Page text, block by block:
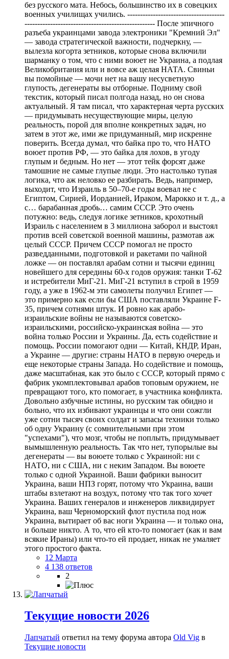
без русского мата. Небось, большинство их в совецких
военных училищах учились. --------------------------------------
--------------------------------------------------- После эпичного
разъеба украинцами завода электроники "Кремний Эл"
— завода стратегической важности, подчеркну, —
вылезла когорта зетников, которые снова включили
шарманку о том, что с ними воюет не Украина, а подлая
Великобритания или и вовсе аж целая НАТА. Свиньи
вы помойные — мочи нет на вашу несусветную
глупость, дегенераты вы отборные. Подниму свой
текстик, который писал полгода назад, но он снова
актуальный. Я там писал, что характерная черта русских
— придумывать несуществующие миры, целую
реальность, порой для вполне конкретных задач, но
затем в этот же, ими же придуманный, мир искренне
поверить. Всегда думал, что байка про то, что НАТО
воюет против РФ, — это байка для лохов, в угоду
глупым и бедным. Но нет — этот тейк форсят даже
тамошние не самые глупые люди. Это настолько тупая
логика, что аж неловко ее разбирать. Ведь, например,
выходит, что Израиль в 50–70-е годы воевал не с
Египтом, Сирией, Иорданией, Ираком, Марокко и т. д., а
с… барабанная дробь… самим СССР. Это очень
потужно: ведь, следуя логике зетников, крохотный
Израиль с населением в 3 миллиона заборол и выстоял
против всей советской военной машины, размотав аж
целый СССР. Причем СССР помогал не просто
разведданными, подготовкой и ракетами по чайной
ложке — он поставлял арабам сотни и тысячи единиц
новейшего для середины 60-х годов оружия: танки Т-62
и истребители МиГ-21. МиГ-21 вступил в строй в 1959
году, а уже в 1962-м эти самолеты получил Египет —
это примерно как если бы США поставляли Украине F-
35, причем сотнями штук. И ровно как арабо-
израильские войны не называются советско-
израильскими, российско-украинская война — это
война только России и Украины. Да, есть содействие и
помощь. России помогают одни — Китай, КНДР, Иран,
а Украине — другие: страны НАТО в первую очередь и
еще некоторые страны Запада. Но содействие и помощь,
даже масштабная, как это было с СССР, который прямо с
фабрик укомплектовывал арабов топовым оружием, не
превращают того, кто помогает, в участника конфликта.
Довольно азбучные истины, но русским так обидно и
больно, что их избивают украинцы и что они сожгли
уже сотни тысяч своих солдат и запасы техники только
об одну Украину (с сомнительными при этом
"успехами"), что мозг, чтобы не поплыть, придумывает
вымышленную реальность. Так что нет, тупорылые вы
дегенераты — вы воюете только с Украиной: ни с
НАТО, ни с США, ни с неким Западом. Вы воюете
только с одной Украиной. Ваши фабрики выносит
Украина, ваши НПЗ горят, потому что Украина, ваши
штабы взлетают на воздух, потому что так того хочет
Украина. Ваших генералов и инженеров ликвидирует
Украина, ваш Черноморский флот пустила под нож
Украина, вытирает об вас ноги Украина — и только она,
и больше никто. А то, что ей кто-то помогает (как и вам
всякие Ираны) или что-то ей продает, никак не умаляет
этого простого факта.
12 Марта
4 138 ответов
2
Текущие новости 2026
Лапчатый ответил на тему форума автора Old Vig в
Текущие новости